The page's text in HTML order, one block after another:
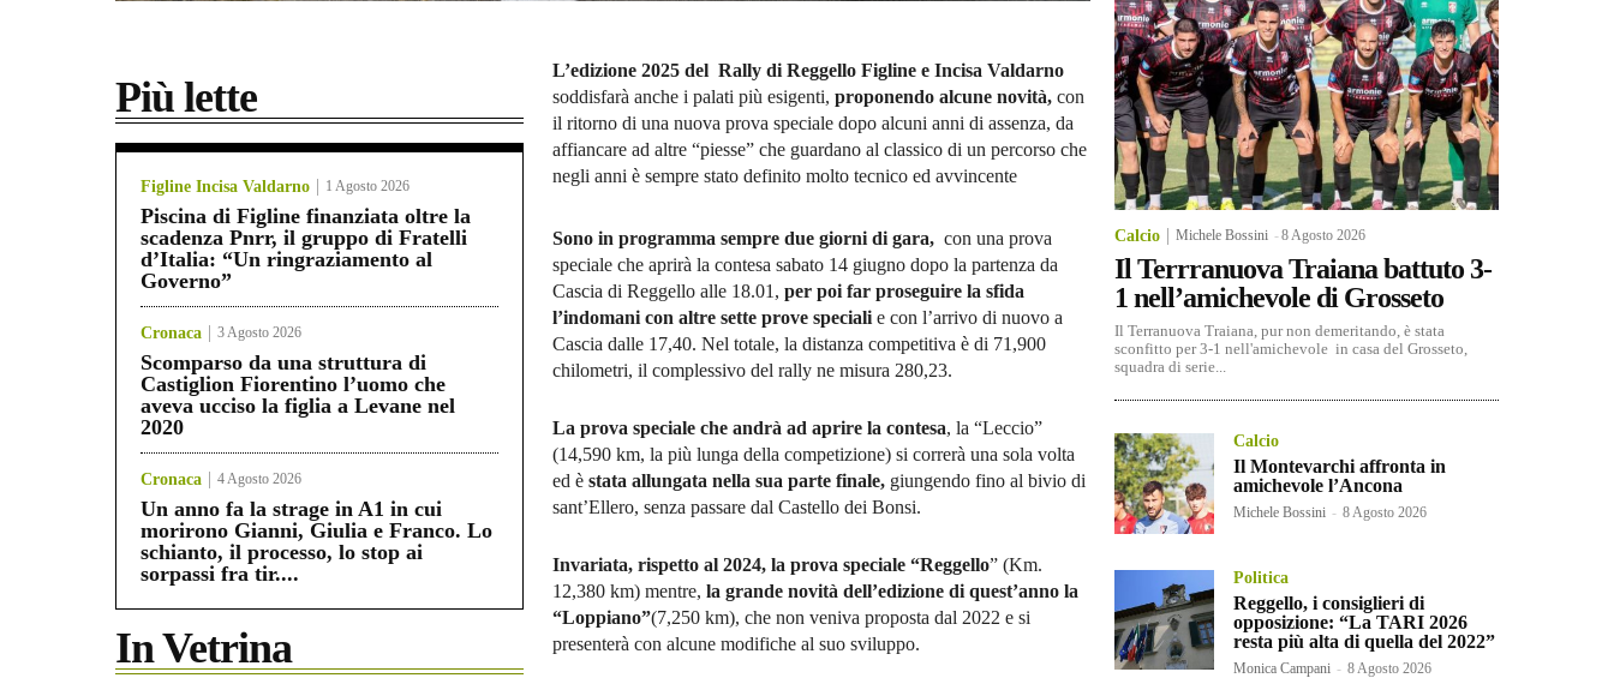
Più lette
Figline Incisa Valdarno 1 Agosto 2026
Piscina di Figline finanziata oltre la
scadenza Pnrr, il gruppo di Fratelli
d’Italia: “Un ringraziamento al
Governo”
Cronaca 3 Agosto 2026
Scomparso da una struttura di
Castiglion Fiorentino l’uomo che
aveva ucciso la figlia a Levane nel
2020
Cronaca 4 Agosto 2026
Un anno fa la strage in A1 in cui
morirono Gianni, Giulia e Franco. Lo
schianto, il processo, lo stop ai
sorpassi fra tir....
In Vetrina
L’edizione 2025 del Rally di Reggello Figline e Incisa Valdarno
soddisfarà anche i palati più esigenti, proponendo alcune novità, con
il ritorno di una nuova prova speciale dopo alcuni anni di assenza, da
affiancare ad altre “piesse” che guardano al classico di un percorso che
negli anni è sempre stato definito molto tecnico ed avvincente
Sono in programma sempre due giorni di gara, con una prova
speciale che aprirà la contesa sabato 14 giugno dopo la partenza da
Cascia di Reggello alle 18.01, per poi far proseguire la sfida
l’indomani con altre sette prove speciali e con l’arrivo di nuovo a
Cascia dalle 17,40. Nel totale, la distanza competitiva è di 71,900
chilometri, il complessivo del rally ne misura 280,23.
La prova speciale che andrà ad aprire la contesa, la “Leccio”
(14,590 km, la più lunga della competizione) si correrà una sola volta
ed è stata allungata nella sua parte finale, giungendo fino al bivio di
sant’Ellero, senza passare dal Castello dei Bonsi.
Invariata, rispetto al 2024, la prova speciale “Reggello” (Km.
12,380 km) mentre, la grande novità dell’edizione di quest’anno la
“Loppiano”(7,250 km), che non veniva proposta dal 2022 e si
presenterà con alcune modifiche al suo sviluppo.
Calcio Michele Bossini -8 Agosto 2026
Il Terrranuova Traiana battuto 3-
1 nell’amichevole di Grosseto
Il Terranuova Traiana, pur non demeritando, è stata
sconfitto per 3-1 nell'amichevole in casa del Grosseto,
squadra di serie...
Calcio
Il Montevarchi affronta in
amichevole l’Ancona
Michele Bossini - 8 Agosto 2026
Politica
Reggello, i consiglieri di
opposizione: “La TARI 2026
resta più alta di quella del 2022”
Monica Campani - 8 Agosto 2026